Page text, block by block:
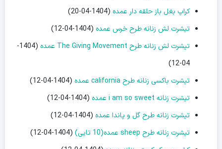
کراپ بغل باز حلقه دار عمده (1404-04-20)
تیشرت لش زنانه طرح خرس عمده (1404-04-12)
تیشرت لش زنانه طرح The Giving Movement عمده
(1404-
04-12)
تیشرت باکسی زنانه طرح california عمده
(1404-04-12)
تیشرت زنانه i am so sweet عمده
(1404-04-12)
تیشرت زنانه طرح گل و پاندا عمده (1404-04-12)
تیشرت زنانه طرح sheep عمده(10 تایی)
(1404-04-12)